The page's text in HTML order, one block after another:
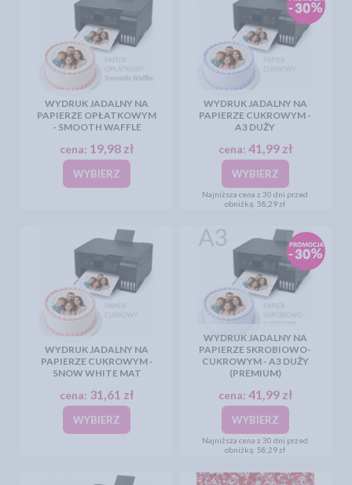
WYDRUK JADALNY NA
PAPIERZE OPŁATKOWYM
- SMOOTH WAFFLE
cena: 19,98 zł
WYBIERZ
WYDRUK JADALNY NA
PAPIERZE CUKROWYM -
A3 DUŻY
cena: 41,99 zł
WYBIERZ
Najniższa cena z 30 dni przed
obniżką: 58,29 zł
WYDRUK JADALNY NA
PAPIERZE CUKROWYM -
SNOW WHITE MAT
cena: 31,61 zł
WYBIERZ
WYDRUK JADALNY NA
PAPIERZE SKROBIOWO-
CUKROWYM - A3 DUŻY
(PREMIUM)
cena: 41,99 zł
WYBIERZ
Najniższa cena z 30 dni przed
obniżką: 58,29 zł